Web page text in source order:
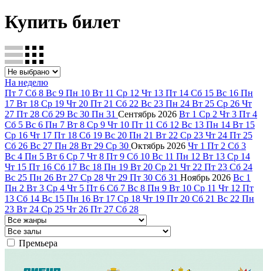
Купить билет
На неделю
Пт 7 Сб 8 Вс 9 Пн 10 Вт 11 Ср 12 Чт 13 Пт 14 Сб 15 Вс 16 Пн
17 Вт 18 Ср 19 Чт 20 Пт 21 Сб 22 Вс 23 Пн 24 Вт 25 Ср 26 Чт
27 Пт 28 Сб 29 Вс 30 Пн 31 Сентябрь 2026 Вт 1 Ср 2 Чт 3 Пт 4
Сб 5 Вс 6 Пн 7 Вт 8 Ср 9 Чт 10 Пт 11 Сб 12 Вс 13 Пн 14 Вт 15
Ср 16 Чт 17 Пт 18 Сб 19 Вс 20 Пн 21 Вт 22 Ср 23 Чт 24 Пт 25
Сб 26 Вс 27 Пн 28 Вт 29 Ср 30 Октябрь 2026 Чт 1 Пт 2 Сб 3
Вс 4 Пн 5 Вт 6 Ср 7 Чт 8 Пт 9 Сб 10 Вс 11 Пн 12 Вт 13 Ср 14
Чт 15 Пт 16 Сб 17 Вс 18 Пн 19 Вт 20 Ср 21 Чт 22 Пт 23 Сб 24
Вс 25 Пн 26 Вт 27 Ср 28 Чт 29 Пт 30 Сб 31 Ноябрь 2026 Вс 1
Пн 2 Вт 3 Ср 4 Чт 5 Пт 6 Сб 7 Вс 8 Пн 9 Вт 10 Ср 11 Чт 12 Пт
13 Сб 14 Вс 15 Пн 16 Вт 17 Ср 18 Чт 19 Пт 20 Сб 21 Вс 22 Пн
23 Вт 24 Ср 25 Чт 26 Пт 27 Сб 28
Премьера